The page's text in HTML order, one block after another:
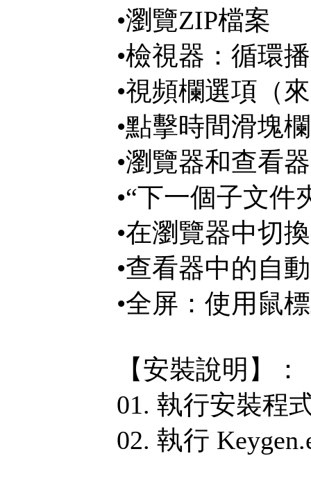
•瀏覽ZIP檔案
•檢視器：循環
•視頻欄選項（
•點擊時間滑塊
•瀏覽器和查看
•“下一個子文件
•在瀏覽器中切
•查看器中的自
•全屏：使用鼠
【安裝說明】：
01. 執行安裝程
02. 執行